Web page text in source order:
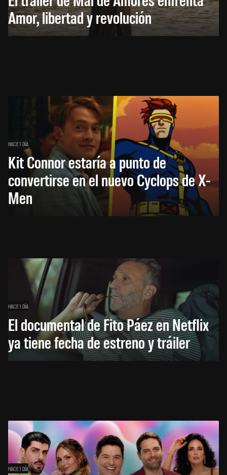
Amor, libertad y revolución
HACE 1 DÍA
Kit Connor estaría a punto de
convertirse en el nuevo Cyclops de X-
Men
HACE 1 DÍA
El documental de Fito Páez en Netflix
ya tiene fecha de estreno y tráiler
HACE 1 DÍA